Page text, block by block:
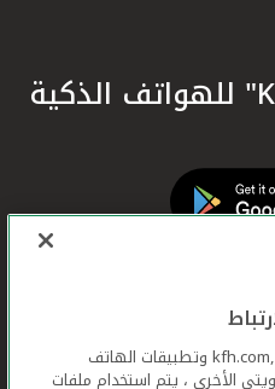
عندما تستخدم ,kfh.com, kfhonline.com وتطبيقات الهاتف
الأخرى ، يتم استخدام ملفات